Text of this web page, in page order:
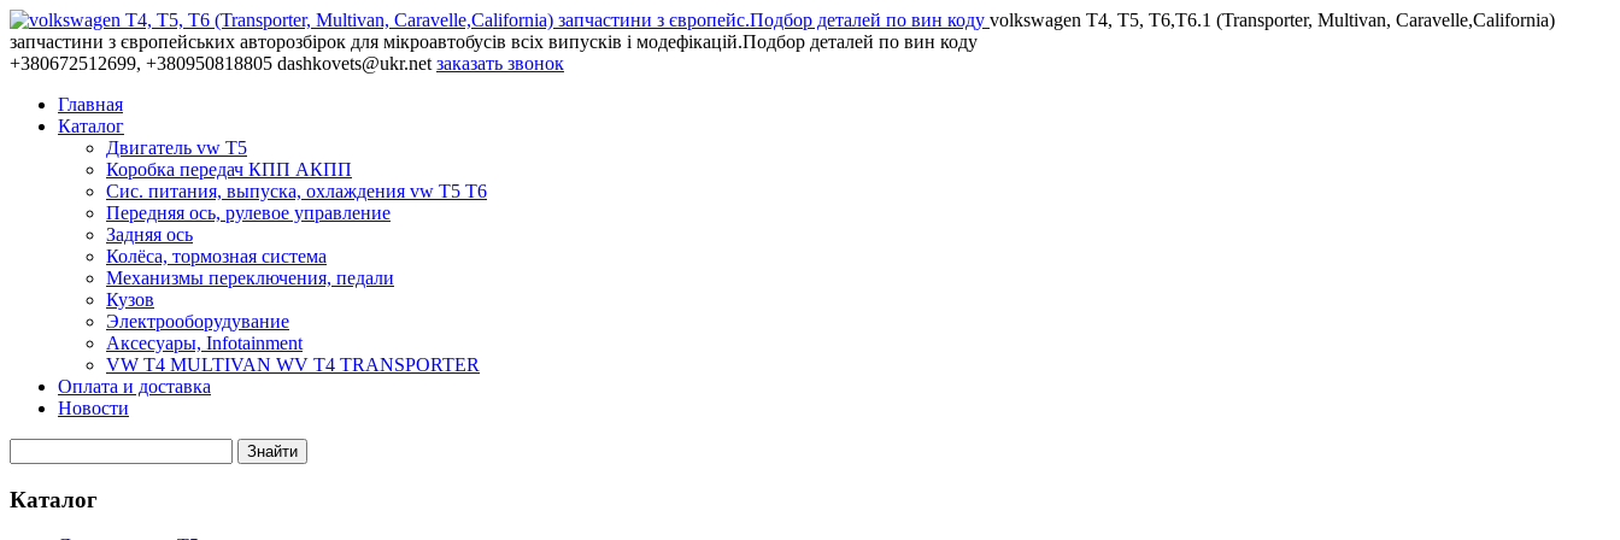
volkswagen T4, T5, T6,Т6.1 (Transporter, Multivan, Caravelle,California)
запчастини з європейських авторозбірок для мікроавтобусів всіх випусків і модефікацій.Подбор деталей по вин коду
+380672512699, +380950818805 dashkovets@ukr.net заказать звонок
Главная
Каталог
Двигатель vw T5
Коробка передач КПП АКПП
Сис. питания, выпуска, охлаждения vw T5 T6
Передняя ось, рулевое управление
Задняя ось
Колёса, тормозная система
Механизмы переключения, педали
Кузов
Электрооборудувание
Аксесуары, Infotainment
VW T4 MULTIVAN WV T4 TRANSPORTER
Оплата и доставка
Новости
Каталог